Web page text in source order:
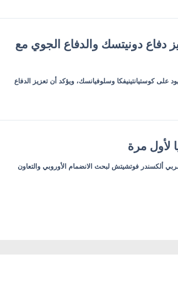
دفاع دونيتسك والدفاع الجوي مع
على كوستيانتينيفكا وسلوفيانسك، ويؤكد أن تعزيز الدفاع
لأول مرة
ألكسندر فوتشيتش لبحث الانضمام الأوروبي والتعاون